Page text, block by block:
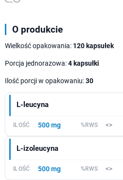
O produkcie
Wielkość opakowania: 120 kapsułek
Porcja jednorazowa:4 kapsułki
Ilość porcji w opakowaniu:30
L-leucyna
500 mg <>
L-izoleucyna
500 mg <>